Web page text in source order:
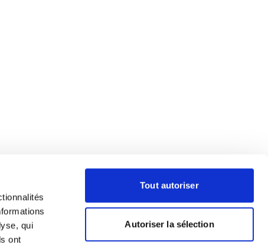
qui
ont
Tout autoriser
Autoriser la sélection